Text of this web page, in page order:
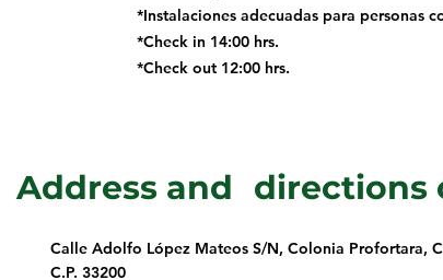
*Instalaciones adecuadas para personas
*Check in 14:00 hrs.
*Check out 12:00 hrs.
Address and directions
Calle Adolfo López Mateos S/N, Colonia Profortara,
C.P. 33200